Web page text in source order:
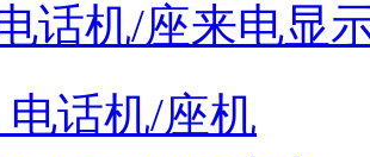
NEC
盈信
话机/座来电显